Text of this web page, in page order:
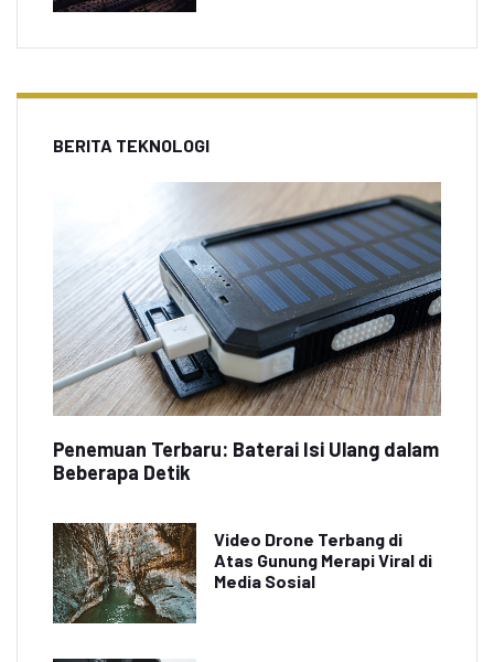
BERITA TEKNOLOGI
Penemuan Terbaru: Baterai Isi Ulang dalam
Beberapa Detik
Video Drone Terbang di
Atas Gunung Merapi Viral di
Media Sosial